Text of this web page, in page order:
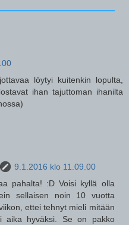
löytyi kuitenkin lopulta,
ihan tajuttoman ihanilta
9.1.2016 klo 11.09.00
pahalta! :D Voisi kyllä olla
sellaisen noin 10 vuotta
ettei tehnyt mieli mitään
aika hyväksi. Se on pakko